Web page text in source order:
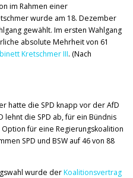
im Rahmen einer
wurde am 18. Dezember
gewählt. Im ersten Wahlgang
absolute Mehrheit von 61
Kretschmer III. (Nach
hatte die SPD knapp vor der AfD
lehnt die SPD ab, für ein Bündnis
für eine Regierungskoalition
SPD und BSW auf 46 von 88
wurde derKoalitionsvertrag